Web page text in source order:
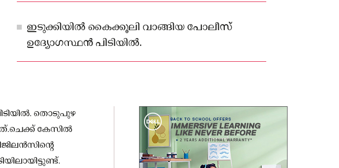
ഇടുക്കിയിൽ കൈക്കൂലി വാങ്ങിയ പോലീസ്
ഉദ്യോഗസ്ഥൻ പിടിയിൽ.
തൊടുപുഴ
കേസിൽ